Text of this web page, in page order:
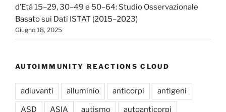
d’Età 15–29, 30–49 e 50–64: Studio Osservazionale
Basato sui Dati ISTAT (2015–2023)
Giugno 18, 2025
AUTOIMMUNITY REACTIONS CLOUD
adiuvanti alluminio anticorpi antigeni
ASD ASIA autismo autoanticorpi